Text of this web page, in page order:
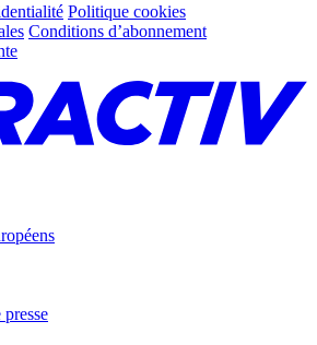
Politique cookies
Conditions d’abonnement